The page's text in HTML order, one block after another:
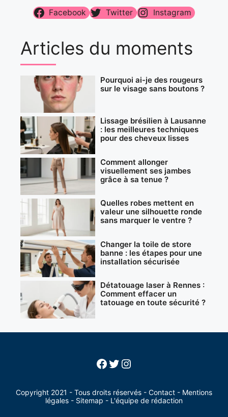
Facebook Twitter Instagram
Articles du moments
Pourquoi ai-je des rougeurs
sur le visage sans boutons ?
Lissage brésilien à Lausanne
: les meilleures techniques
pour des cheveux lisses
Comment allonger
visuellement ses jambes
grâce à sa tenue ?
Quelles robes mettent en
valeur une silhouette ronde
sans marquer le ventre ?
Changer la toile de store
banne : les étapes pour une
installation sécurisée
Détatouage laser à Rennes :
Comment effacer un
tatouage en toute sécurité ?
Facebook
Twitter
Instagram
Copyright 2021 - Tous droits réservés - Contact - Mentions
légales - Sitemap - L'équipe de rédaction